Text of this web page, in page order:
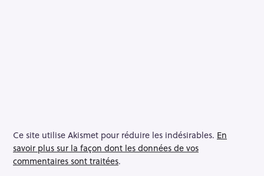
Ce site utilise Akismet pour réduire les indésirables. En
savoir plus sur la façon dont les données de vos
commentaires sont traitées.